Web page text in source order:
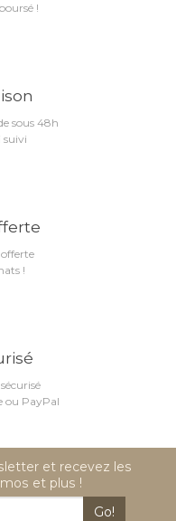
!
sous 48h
suivi
!
ou PayPal
et recevez les
et plus !
Go!